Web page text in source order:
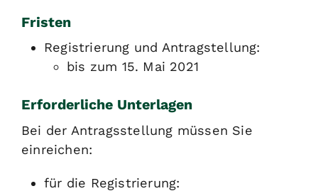
Fristen
Registrierung und Antragstellung:
bis zum 15. Mai 2021
Erforderliche Unterlagen
Bei der Antragsstellung müssen Sie
einreichen:
für die Registrierung: